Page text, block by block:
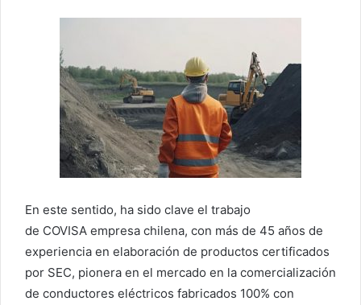
En este sentido, ha sido clave el trabajo
de COVISA empresa chilena, con más de 45 años de
experiencia en elaboración de productos certificados
por SEC, pionera en el mercado en la comercialización
de conductores eléctricos fabricados 100% con